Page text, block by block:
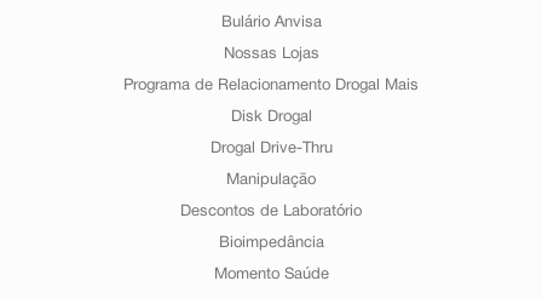
Bulário Anvisa
Nossas Lojas
Programa de Relacionamento Drogal Mais
Disk Drogal
Drogal Drive-Thru
Manipulação
Descontos de Laboratório
Bioimpedância
Momento Saúde